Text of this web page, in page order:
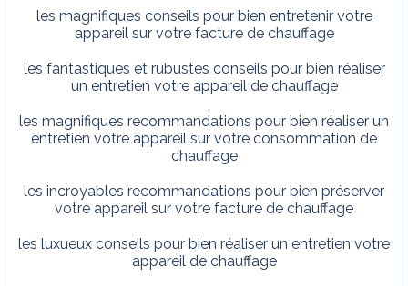
les magnifiques conseils pour bien entretenir votre
appareil sur votre facture de chauffage
les fantastiques et rubustes conseils pour bien réaliser
un entretien votre appareil de chauffage
les magnifiques recommandations pour bien réaliser un
entretien votre appareil sur votre consommation de
chauffage
les incroyables recommandations pour bien préserver
votre appareil sur votre facture de chauffage
les luxueux conseils pour bien réaliser un entretien votre
appareil de chauffage